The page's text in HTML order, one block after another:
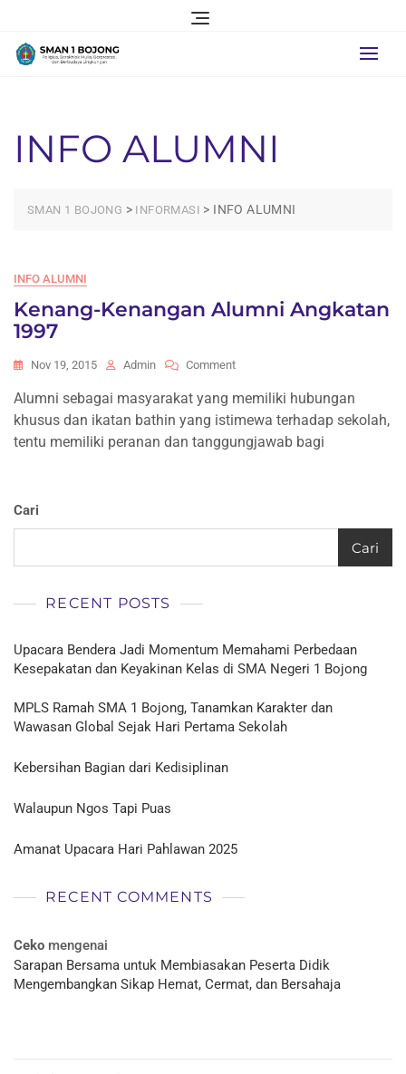
content
INFO ALUMNI
SMAN 1 BOJONG > INFORMASI > INFO ALUMNI
INFO ALUMNI
Kenang-Kenangan Alumni Angkatan
1997
Nov 19, 2015 Admin CommentOn
Kenangan
Alumni
Angkatan
Alumni sebagai masyarakat yang memiliki hubungan
khusus dan ikatan bathin yang istimewa terhadap sekolah,
tentu memiliki peranan dan tanggungjawab bagi
Cari
Cari
RECENT POSTS
Upacara Bendera Jadi Momentum Memahami Perbedaan
Kesepakatan dan Keyakinan Kelas di SMA Negeri 1 Bojong
MPLS Ramah SMA 1 Bojong, Tanamkan Karakter dan
Wawasan Global Sejak Hari Pertama Sekolah
Kebersihan Bagian dari Kedisiplinan
Walaupun Ngos Tapi Puas
Amanat Upacara Hari Pahlawan 2025
RECENT COMMENTS
Ceko mengenai
Sarapan Bersama untuk Membiasakan Peserta Didik
Mengembangkan Sikap Hemat, Cermat, dan Bersahaja